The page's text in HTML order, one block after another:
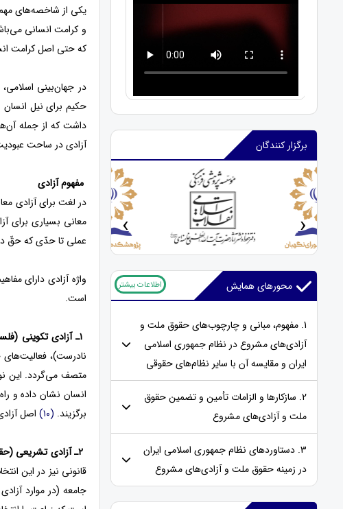
برگزار کنندگان
‹ ›
محورهای همایش اطلاعات بیشتر
1. مفهوم، مبانی و چارچوب‌های حقوق ملت و
آزادی‌های مشروع در نظام جمهوری اسلامی
ایران و مقایسه‌ آن با سایر نظام‌های حقوقی
2. سازکارها و الزامات تأمین و تضمین حقوق
ملت و آزادی‌های مشروع
3. دستاوردهای نظام جمهوری اسلامی ایران
در زمینه حقوق ملت و آزادی‌های مشروع
یکی از شاخصه‌های
و کرامت انسانی
که حتی اصل کرامت
در جهان‌بینی
حکیم برای نیل
داشت که از جمله
آزادی در ساحت
مفهوم آزادی
در لغت برای آزادی
معانی بسیاری برای
عملی تا حدّی که حقّ
واژه آزادی دارای
است.
۱ـ آزادی تکوینی (فلسفی):
نادرست)،
متصف می‌گردد. این
انسان نشان داده و
برگزیند. (۱۰) اصل
۲ـ آزادی تشریعی (حقوقی و شرعی):
قانونی نیز در این
جامعه (در موارد